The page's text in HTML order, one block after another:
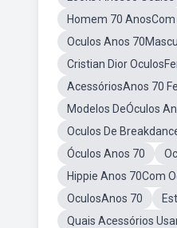
Homem 70 AnosCom
Oculos Anos
Cristian Dior
AcessóriosAnos 70
Modelos DeÓculos
Oculos De
Óculos Anos 70
Hippie Anos 70Com
OculosAnos 70
Quais Acessórios